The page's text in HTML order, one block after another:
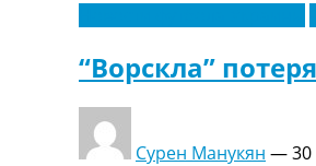
“Ворскла”
Сурен Манукян —